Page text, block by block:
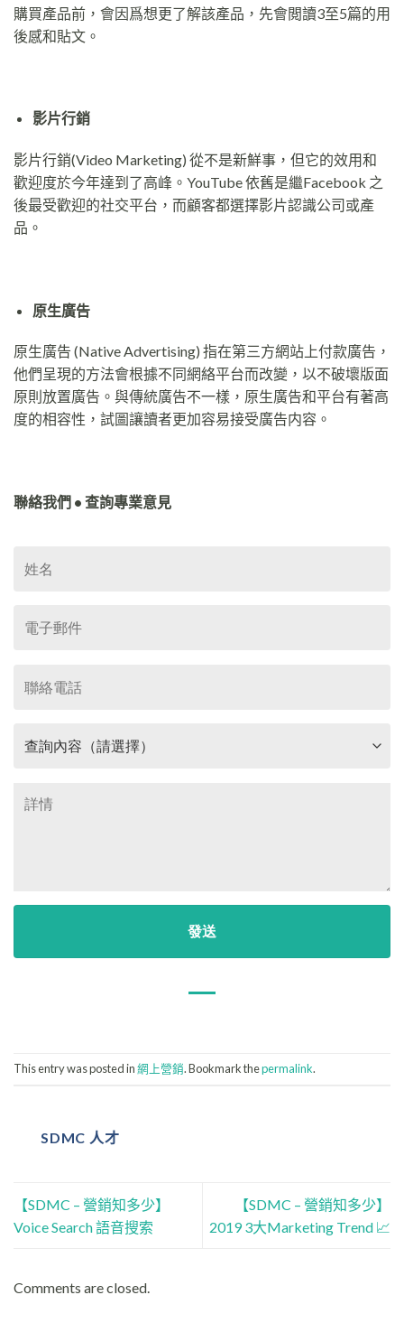
購買產品前，會因爲想更了解該產品，先會閲讀3至5篇的用
後感和貼文。
影片行銷
影片行銷(Video Marketing) 從不是新鮮事，但它的效用和
歡迎度於今年達到了高峰。YouTube 依舊是繼Facebook 之
後最受歡迎的社交平台，而顧客都選擇影片認識公司或產
品。
原生廣告
原生廣告 (Native Advertising) 指在第三方網站上付款廣告，
他們呈現的方法會根據不同網絡平台而改變，以不破壞版面
原則放置廣告。與傳統廣告不一樣，原生廣告和平台有著高
度的相容性，試圖讓讀者更加容易接受廣告内容。
聯絡我們 • 查詢專業意見
This entry was posted in網上營銷. Bookmark thepermalink.
SDMC 人才
【SDMC – 營銷知多少】
Voice Search 語音搜索
【SDMC – 營銷知多少】
2019 3大Marketing Trend 📈
Comments are closed.